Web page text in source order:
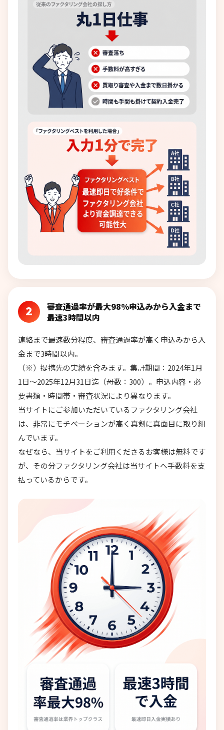
2
審査通過率が最大98％申込みから入金まで
最速3時間以内
連絡まで最速数分程度、審査通過率が高く申込みから入
金まで3時間以内。
（※）提携先の実績を含みます。集計期間：2024年1月
1日～2025年12月31日迄（母数：300）。申込内容・必
要書類・時間帯・審査状況により異なります。
当サイトにご参加いただいているファクタリング会社
は、非常にモチベーションが高く真剣に真面目に取り組
んでいます。
なぜなら、当サイトをご利用くださるお客様は無料です
が、その分ファクタリング会社は当サイトへ手数料を支
払っているからです。